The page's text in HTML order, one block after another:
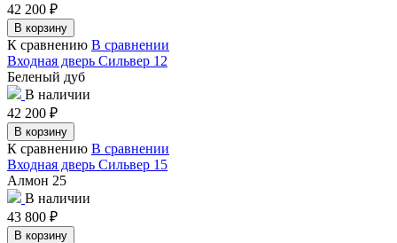
42 200 ₽
В корзину
К сравнению В сравнении
Входная дверь Сильвер 12
Беленый дуб
В наличии
42 200 ₽
В корзину
К сравнению В сравнении
Входная дверь Сильвер 15
Алмон 25
В наличии
43 800 ₽
В корзину